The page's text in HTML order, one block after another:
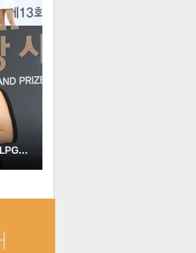
드레스로 갈아입은 KLPGA …